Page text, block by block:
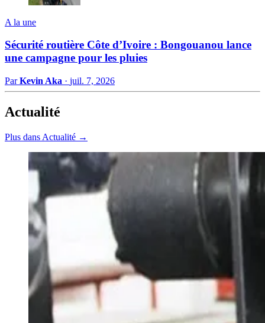
A la une
Sécurité routière Côte d’Ivoire : Bongouanou lance
une campagne pour les pluies
ParKevin Aka · juil. 7, 2026
Actualité
Plus dans Actualité →